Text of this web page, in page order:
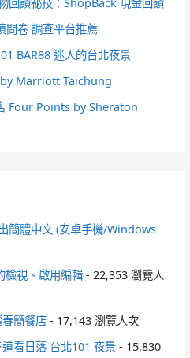
問卷 調查平台推薦
BAR88 迷人的台北夜景
Marriott Taichung
Four Points by Sheraton
體中文 (安卓手機/Windows
檢視、啟用編輯 - 22,353 瀏覽人
簡餐店 - 17,143 瀏覽人次
看日落 台北101 夜景 - 15,830